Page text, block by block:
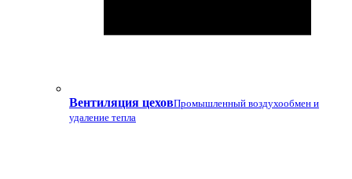
Вентиляция цеховПромышленный воздухообмен и
удаление тепла